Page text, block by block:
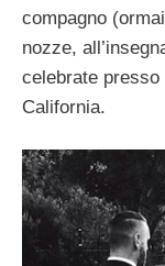
compagno
nozze,
celebrate presso
California.